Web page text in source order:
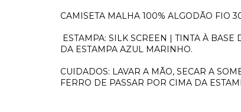
CAMISETA MALHA 100% ALGODÃO FIO
ESTAMPA: SILK SCREEN | TINTA À
DA ESTAMPA AZUL MARINHO.
CUIDADOS: LAVAR A MÃO, SECAR A
FERRO DE PASSAR POR CIMA DA